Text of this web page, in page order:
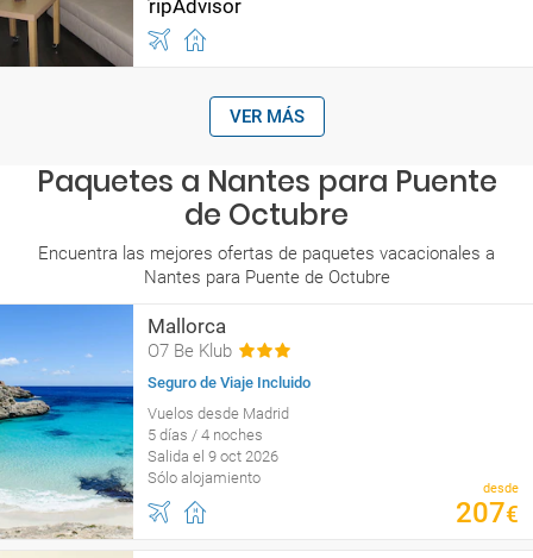
VER MÁS
Paquetes a Nantes para Puente
de Octubre
Encuentra las mejores ofertas de paquetes vacacionales a
Nantes para Puente de Octubre
Mallorca
O7 Be Klub
Seguro de Viaje Incluido
Vuelos desde Madrid
5 días / 4 noches
Salida el 9 oct 2026
Sólo alojamiento
desde
207€